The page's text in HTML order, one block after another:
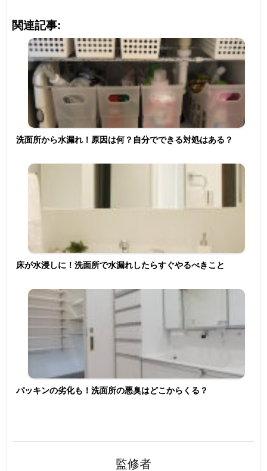
関連記事:
洗面所から水漏れ！原因は何？自分でできる対処はある？
床が水浸しに！洗面所で水漏れしたらすぐやるべきこと
パッキンの劣化も！洗面所の悪臭はどこからくる？
監修者